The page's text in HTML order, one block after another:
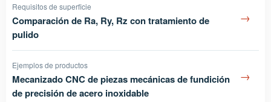
Requisitos de superficie
Comparación de Ra, Ry, Rz con tratamiento de
pulido
→
Ejemplos de productos
Mecanizado CNC de piezas mecánicas de fundición
de precisión de acero inoxidable
→